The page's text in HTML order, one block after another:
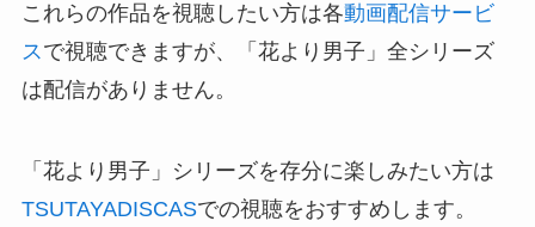
これらの作品を視聴したい方は各動画配信サービ
スで視聴できますが、「花より男子」全シリーズ
は配信がありません。
「花より男子」シリーズを存分に楽しみたい方は
TSUTAYADISCASでの視聴をおすすめします。